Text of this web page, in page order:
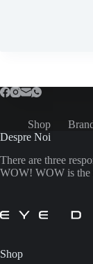
Shop
Despre Noi
There are three
WOW! WOW is the
Shop